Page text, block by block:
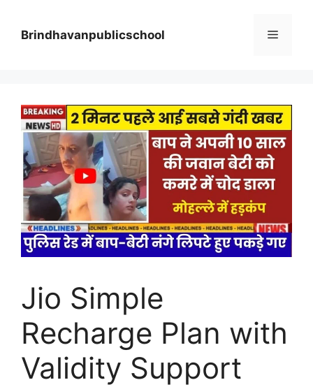
content
Brindhavanpublicschool Menu
Jio Simple
Recharge Plan with
Validity Support